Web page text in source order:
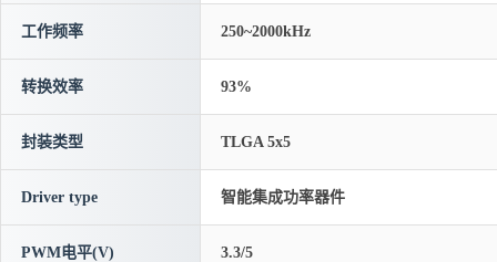
工作频率 250~2000kHz
转换效率 93%
封装类型 TLGA 5x5
Driver type 智能集成功率器件
PWM电平(V) 3.3/5